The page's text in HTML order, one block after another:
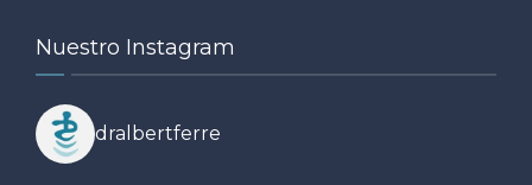
Nuestro Instagram
dralbertferre